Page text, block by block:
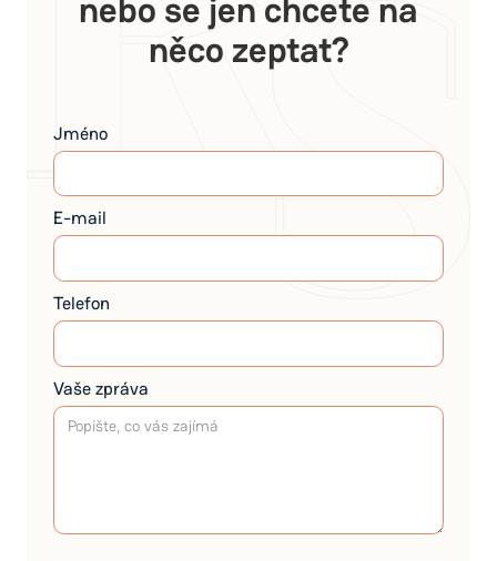
nebo se jen chcete na
něco zeptat?
Jméno
E-mail
Telefon
Vaše zpráva